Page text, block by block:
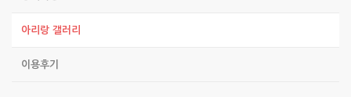
아리랑 갤러리
이용후기